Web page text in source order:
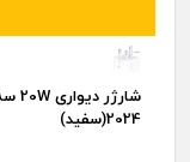
2024(سفید)